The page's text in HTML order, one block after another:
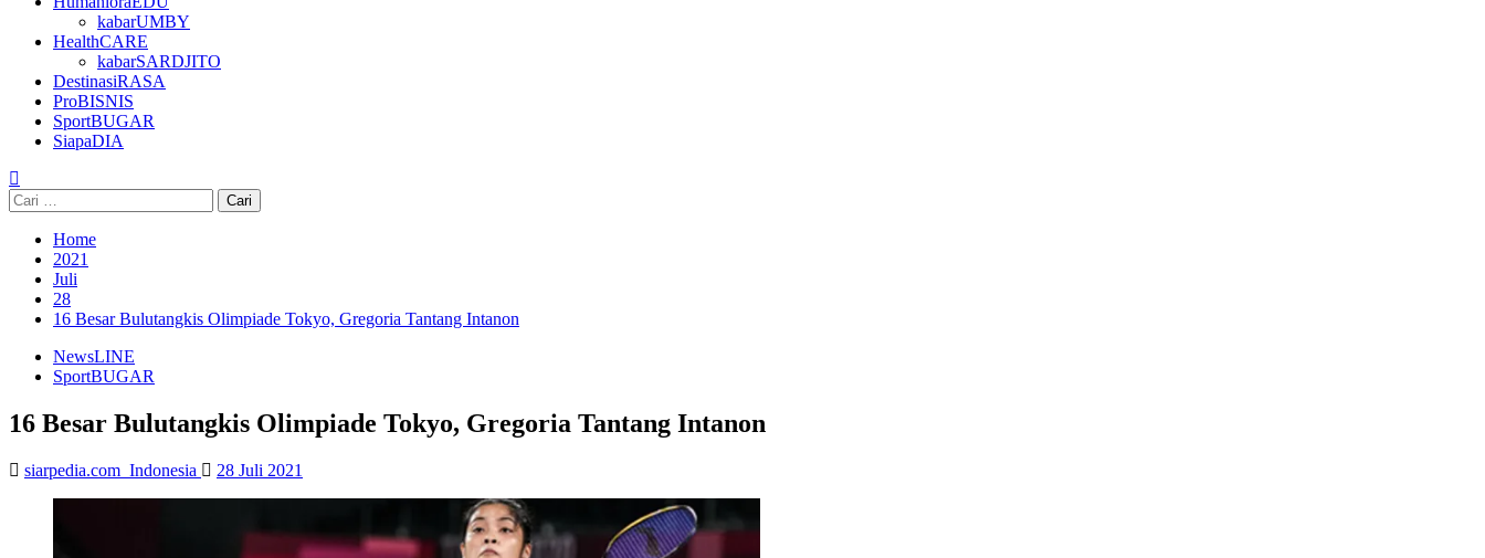
kabarUMBY
HealthCARE
kabarSARDJITO
DestinasiRASA
ProBISNIS
SportBUGAR
SiapaDIA
Cari
untuk:
Home
2021
Juli
28
16 Besar Bulutangkis Olimpiade Tokyo, Gregoria Tantang Intanon
NewsLINE
SportBUGAR
16 Besar Bulutangkis Olimpiade Tokyo, Gregoria Tantang Intanon
siarpedia.com_Indonesia 28 Juli 2021